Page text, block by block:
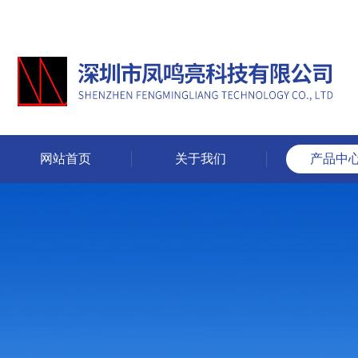
网站首页 关于我们 产品中